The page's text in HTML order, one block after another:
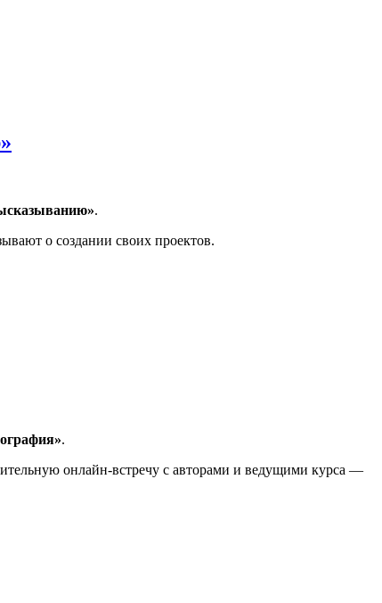
.
о создании своих проектов.
.
онлайн-встречу с авторами и ведущими курса —